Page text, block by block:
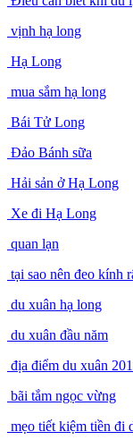
vịnh hạ long
Hạ Long
mua sắm hạ long
Bái Tử Long
Đảo Bánh sữa
Hải sản ở Hạ Long
Xe đi Hạ Long
quan lạn
tại sao nên đeo kính
du xuân hạ long
du xuân đầu năm
địa điểm du xuân
bãi tắm ngọc vừng
mẹo tiết kiệm tiền đi